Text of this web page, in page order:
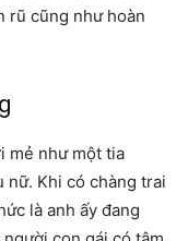
rũ cũng như hoàn
mẻ như một tia
nữ. Khi có chàng trai
là anh ấy đang